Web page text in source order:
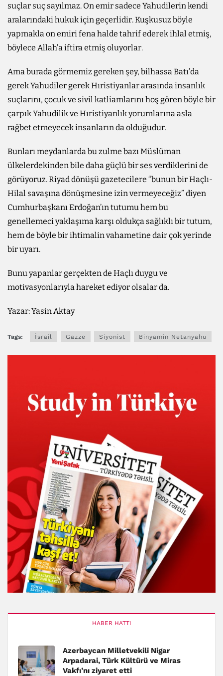
suçlar suç sayılmaz. On emir sadece Yahudilerin kendi
aralarındaki hukuk için geçerlidir. Kuşkusuz böyle
yapmakla on emiri fena halde tahrif ederek ihlal etmiş,
böylece Allah’a iftira etmiş oluyorlar.
Ama burada görmemiz gereken şey, bilhassa Batı’da
gerek Yahudiler gerek Hıristiyanlar arasında insanlık
suçlarını, çocuk ve sivil katliamlarını hoş gören böyle bir
çarpık Yahudilik ve Hıristiyanlık yorumlarına asla
rağbet etmeyecek insanların da olduğudur.
Bunları meydanlarda bu zulme bazı Müslüman
ülkelerdekinden bile daha güçlü bir ses verdiklerini de
görüyoruz. Riyad dönüşü gazetecilere “bunun bir Haçlı-
Hilal savaşına dönüşmesine izin vermeyeceğiz” diyen
Cumhurbaşkanı Erdoğan’ın tutumu hem bu
genellemeci yaklaşıma karşı oldukça sağlıklı bir tutum,
hem de böyle bir ihtimalin vahametine dair çok yerinde
bir uyarı.
Bunu yapanlar gerçekten de Haçlı duygu ve
motivasyonlarıyla hareket ediyor olsalar da.
Yazar: Yasin Aktay
Tags: İsrail Gazze Siyonist Binyamin Netanyahu
HABER HATTI
Azerbaycan Milletvekili Nigar
Arpadarai, Türk Kültürü ve Miras
Vakfı’nı ziyaret etti